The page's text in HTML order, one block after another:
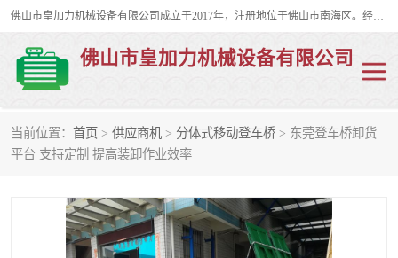
佛山市皇加力机械设备有限公司成立于2017年，注册地位于佛山市南海区。经营范围包括：其他机械设备及电子产品批发、电气设备批发、贸易代理、五金产品批发等；主要产品有：移动式登车桥、叉车装卸货平台、移动式升降机、升降货梯、油桶夹具、电动堆高车。
佛山市皇加力机械设备有限公司
当前位置： 首页 > 供应商机 > 分体式移动登车桥 > 东莞登车桥卸货
平台 支持定制 提高装卸作业效率
移动式登车桥
步行式电动堆高车 移动登车台
叉车装卸货平台 电动搬运车